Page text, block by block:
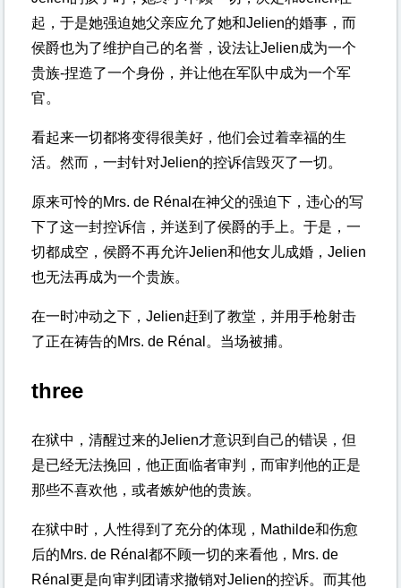
起，于是她强迫她父亲应允了她和Jelien的婚事，而
侯爵也为了维护自己的名誉，设法让Jelien成为一个
贵族-捏造了一个身份，并让他在军队中成为一个军
官。
看起来一切都将变得很美好，他们会过着幸福的生
活。然而，一封针对Jelien的控诉信毁灭了一切。
原来可怜的Mrs. de Rénal在神父的强迫下，违心的写
下了这一封控诉信，并送到了侯爵的手上。于是，一
切都成空，侯爵不再允许Jelien和他女儿成婚，Jelien
也无法再成为一个贵族。
在一时冲动之下，Jelien赶到了教堂，并用手枪射击
了正在祷告的Mrs. de Rénal。当场被捕。
three
在狱中，清醒过来的Jelien才意识到自己的错误，但
是已经无法挽回，他正面临者审判，而审判他的正是
那些不喜欢他，或者嫉妒他的贵族。
在狱中时，人性得到了充分的体现，Mathilde和伤愈
后的Mrs. de Rénal都不顾一切的来看他，Mrs. de
Rénal更是向审判团请求撤销对Jelien的控诉。而其他